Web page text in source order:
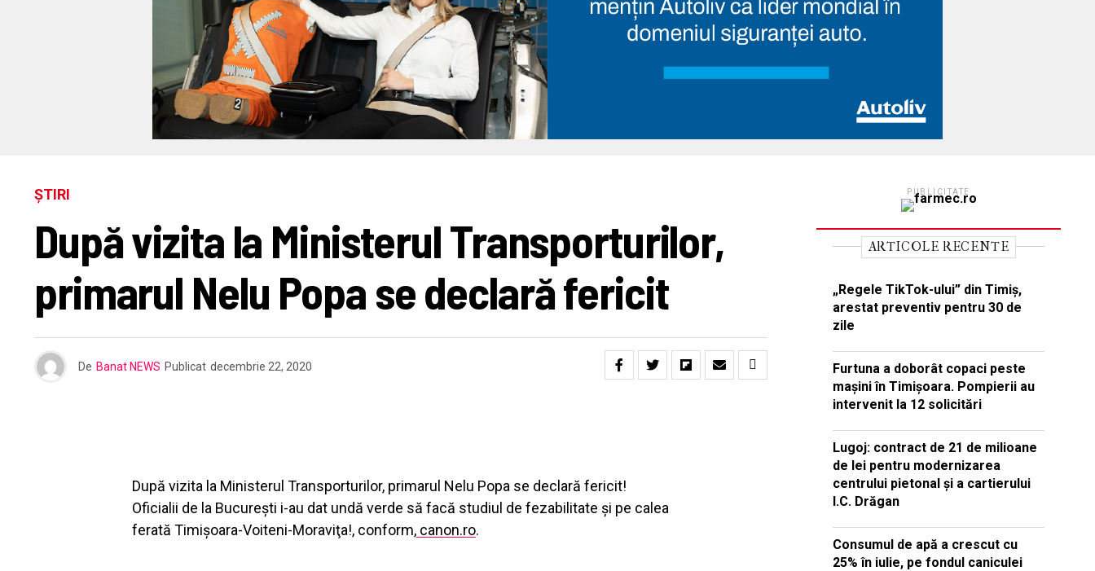
ȘTIRI
După vizita la Ministerul Transporturilor,
primarul Nelu Popa se declară fericit
De Banat NEWS Publicat decembrie 22, 2020
După vizita la Ministerul Transporturilor, primarul Nelu Popa se declară fericit!
Oficialii de la Bucureşti i-au dat undă verde să facă studiul de fezabilitate şi pe calea
ferată Timişoara-Voiteni-Moraviţa!, conform, canon.ro.
PUBLICITATE
ARTICOLE RECENTE
„Regele TikTok-ului” din Timiș,
arestat preventiv pentru 30 de
zile
Furtuna a doborât copaci peste
mașini în Timișoara. Pompierii au
intervenit la 12 solicitări
Lugoj: contract de 21 de milioane
de lei pentru modernizarea
centrului pietonal și a cartierului
I.C. Drăgan
Consumul de apă a crescut cu
25% în iulie, pe fondul caniculei